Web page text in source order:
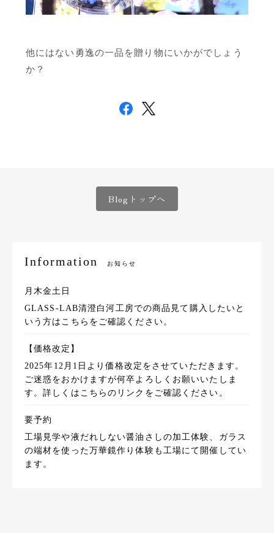
他にはない勇逸の一品を贈り物にいかがでしょう
か？
Blogトップへ
Information お知らせ
月木金土日
GLASS-LAB清澄白河工房での商品見て購入したいと
いう方はこちらをご確認ください。
【価格改定】
2025年12月1日より価格改定をさせていただきます。
ご迷惑をおかけますが何卒よろしくお願いいたしま
す。詳しくはこちらのリンクをご確認ください。
要予約
工場見学や液だれしない醤油さしの加工体験、ガラス
の端材を使った万華鏡作り体験も工場にて開催してい
ます。